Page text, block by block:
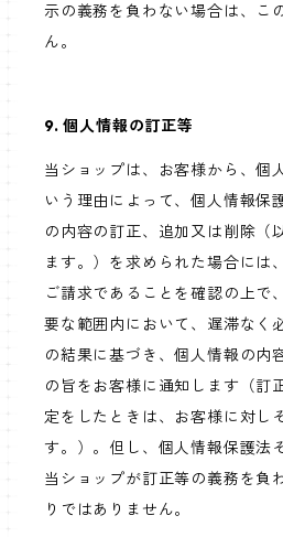
示の義務を負わない場合は、こ
ん。
9. 個人情報の訂正等
当ショップは、お客様から、個
いう理由によって、個人情報保
の内容の訂正、追加又は削除（
ます。）を求められた場合には
ご請求であることを確認の上で
要な範囲内において、遅滞なく
の結果に基づき、個人情報の内
の旨をお客様に通知します（訂
定をしたときは、お客様に対し
す。）。但し、個人情報保護法
当ショップが訂正等の義務を負
りではありません。